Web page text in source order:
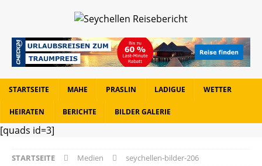
STARTSEITE MAHE PRASLIN LADIGUE WETTER
HEIRATEN BERICHTE BILDER GALERIE
[quads id=3]
STARTSEITE Medien seychellen-bilder-206